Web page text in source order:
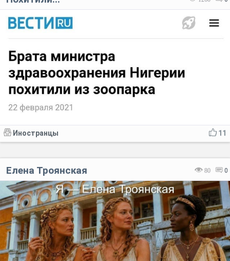
11
Иностранцы
80 0
Елена Троянская